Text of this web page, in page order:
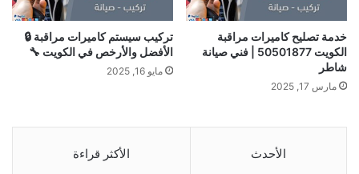
خدمة تصليح كاميرات مراقبة
الكويت 50501877 | فني صيانة
شاطر
مارس 17, 2025
تركيب سيستم كاميرات مراقبة 🔒
الأفضل والأرخص في الكويت 🔧
مايو 16, 2025
الأحدث الأكثر قراءة